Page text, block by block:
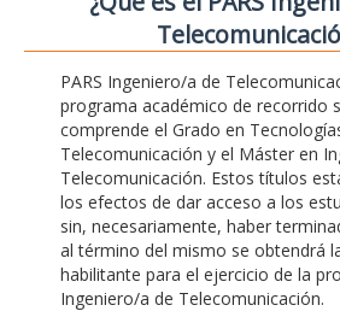
PARS Ingeniero/a de
programa académico de recorrido
comprende el Grado en
Telecomunicación y el Máster en
Telecomunicación. Estos títulos
los efectos de dar acceso a los
sin, necesariamente, haber
al término del mismo se obtendrá
habilitante para el ejercicio de la
Ingeniero/a de Telecomunicación.